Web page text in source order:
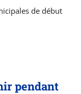
de début
pendant